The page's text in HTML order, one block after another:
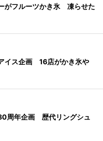
がフルーツかき氷 凍らせた
イス企画 16店がかき氷や
周年企画 歴代リングシュ